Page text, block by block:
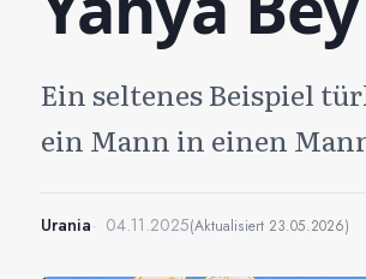
Ein seltenes Beispiel
ein Mann in einen
Urania 04.11.2025(Aktualisiert 23.05.2026)